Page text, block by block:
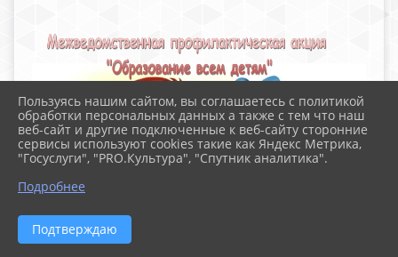
Пользуясь нашим сайтом, вы соглашаетесь с политикой
обработки персональных данных а также с тем что наш
веб-сайт и другие подключенные к веб-сайту сторонние
сервисы используют cookies такие как Яндекс Метрика,
"Госуслуги", "PRO.Культура", "Спутник аналитика".
Подробнее
Подтверждаю